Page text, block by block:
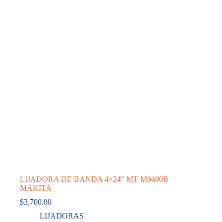
LIJADORA DE BANDA 4×24″ MT M9400B
MAKITA
$3,700.00
LIJADORAS